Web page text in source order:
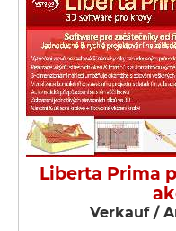
Liberta Prima
Verkauf /